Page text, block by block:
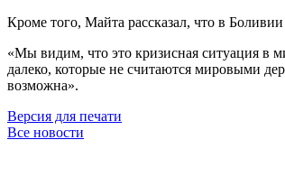
Кроме того, Майта рассказал, что в
«Мы видим, что это кризисная ситуация в
далеко, которые не считаются мировыми
возможна».
Версия для печати
Все новости